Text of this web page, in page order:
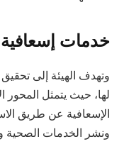
خدمات إسعافية
وتهدف الهيئة إلى
لها، حيث يتمثل المحور
الإسعافية عن طريق
ونشر الخدمات الصحية